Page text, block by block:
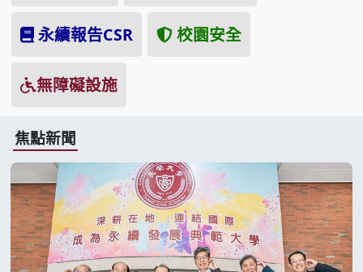
永續報告CSR 校園安全
無障礙設施
焦點新聞